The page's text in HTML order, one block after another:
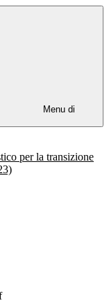
Menu di
per la transizione